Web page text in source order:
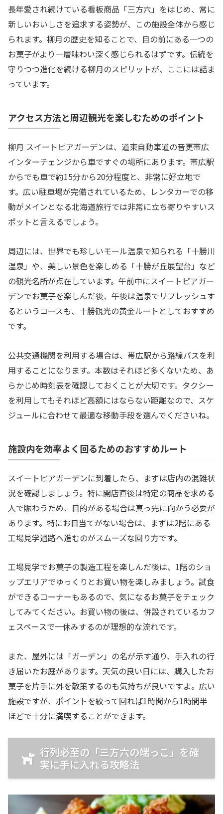
長年愛され続けている看板商品「三方六」をはじめ、常に
新しいおいしさを追求する姿勢が、この施設全体から感じ
られます。柳月の歴史を知ることで、目の前にある一つの
お菓子がより一層味わい深く感じられるはずです。伝統を
守りつつ進化を続ける柳月のスピリットが、ここには詰ま
っています。
アクセス方法と周辺観光を楽しむためのポイント
柳月 スイートピアガーデンは、道東自動車道の音更帯広
インターチェンジから車ですぐの場所にあります。帯広駅
からでも車で約15分から20分程度と、非常に好立地で
す。広い駐車場が完備されているため、レンタカーでの移
動がメインとなる北海道旅行では非常に立ち寄りやすいス
ポットと言えるでしょう。
周辺には、世界でも珍しいモール温泉で知られる「十勝川
温泉」や、美しい景色を楽しめる「十勝が丘展望台」など
の観光名所が点在しています。午前中にスイートピアガー
デンでお菓子を楽しんだ後、午後は温泉でリフレッシュす
るというコースも、十勝観光の黄金ルートとしておすすめ
です。
公共交通機関を利用する場合は、帯広駅から路線バスを利
用することになります。本数はそれほど多くないため、あ
らかじめ時刻表を確認しておくことが大切です。タクシー
を利用してもそれほど高額にはならない距離なので、スケ
ジュールに合わせて最適な移動手段を選んでくださいね。
施設内を効率よく回るためのおすすめルート
スイートピアガーデンに到着したら、まずは店内の混雑状
況を確認しましょう。特に開店直後は特定の商品を求める
人で賑わうため、目的がある場合は真っ先に向かう必要が
あります。特にお目当てがない場合は、まずは2階にある
工場見学通路へ進むのがスムーズな回り方です。
工場見学でお菓子の製造工程を楽しんだ後は、1階のショ
ップエリアでゆっくりとお買い物を楽しみましょう。試食
ができるコーナーもあるので、気になるお菓子をチェック
してみてください。お買い物の後は、併設されているカフ
ェスペースで一休みするのが理想的な流れです。
また、屋外には「ガーデン」の名が示す通り、手入れの行
き届いたお庭があります。天気の良い日には、購入したお
菓子を片手に外を散策するのも気持ちが良いですよ。広い
施設ですが、ポイントを絞って回れば1時間から1時間半
ほどで十分に満喫することができます。
行列必至の「三方六の端っこ」を確
実に手に入れる攻略法